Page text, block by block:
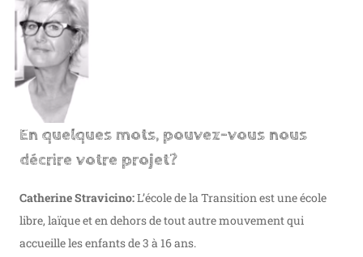
En quelques mots, pouvez-vous nous
décrire votre projet?
Catherine Stravicino:​L’école de la Transition est une école
libre, laïque et en dehors de tout autre mouvement qui
accueille les enfants de 3 à 16 ans.